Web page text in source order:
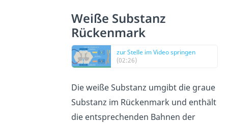
Weiße Substanz
Rückenmark
zur Stelle im Video springen
(02:26)
Die weiße Substanz umgibt die graue
Substanz im Rückenmark und enthält
die entsprechenden Bahnen der